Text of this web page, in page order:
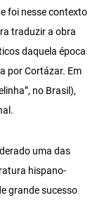
foi nesse contexto
traduzir a obra
daquela época
por Cortázar. Em
no Brasil),
uma das
hispano-
grande sucesso